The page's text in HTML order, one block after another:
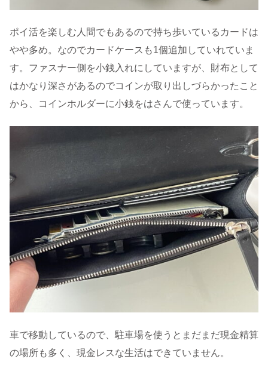
ポイ活を楽しむ人間でもあるので持ち歩いているカードは
やや多め。なのでカードケースも1個追加していれていま
す。ファスナー側を小銭入れにしていますが、財布として
はかなり深さがあるのでコインが取り出しづらかったこと
から、コインホルダーに小銭をはさんで使っています。
車で移動しているので、駐車場を使うとまだまだ現金精算
の場所も多く、現金レスな生活はできていません。